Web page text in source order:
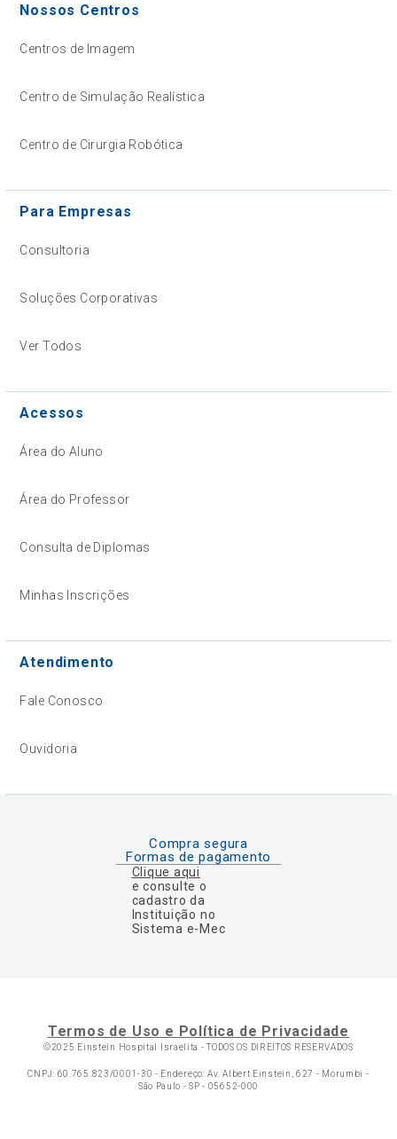
Nossos Centros
Centros de Imagem
Centro de Simulação Realística
Centro de Cirurgia Robótica
Para Empresas
Consultoria
Soluções Corporativas
Ver Todos
Acessos
Área do Aluno
Área do Professor
Consulta de Diplomas
Minhas Inscrições
Atendimento
Fale Conosco
Ouvidoria
Compra segura
Formas de pagamento
Clique aqui
e consulte o
cadastro da
Instituição no
Sistema e-Mec
Termos de Uso e Política de Privacidade
©2025 Einstein Hospital Israelita -TODOS OS DIREITOS RESERVADOS
CNPJ: 60.765.823/0001-30 - Endereço: Av. Albert Einstein, 627 - Morumbi -
São Paulo - SP - 05652-000